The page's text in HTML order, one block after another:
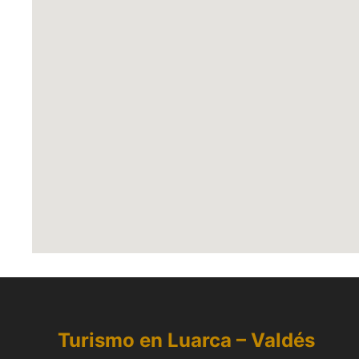
Turismo en Luarca – Valdés